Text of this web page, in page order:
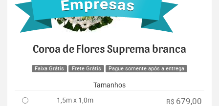
Coroa de Flores Suprema branca
Faixa Grátis Frete Grátis Pague somente após a entrega
Tamanhos
1,5m x 1,0m
R$ 679,00